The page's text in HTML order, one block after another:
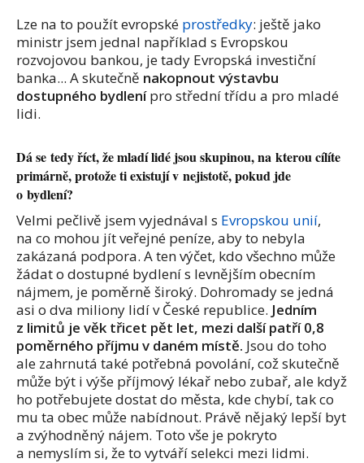
Lze na to použít evropské prostředky: ještě jako
ministr jsem jednal například s Evropskou
rozvojovou bankou, je tady Evropská investiční
banka... A skutečně nakopnout výstavbu
dostupného bydlenípro střední třídu a pro mladé
lidi.
Dá se tedy říct, že mladí lidé jsou skupinou, na kterou cílíte
primárně, protože ti existují v nejistotě, pokud jde
o bydlení?
Velmi pečlivě jsem vyjednával s Evropskou unií,
na co mohou jít veřejné peníze, aby to nebyla
zakázaná podpora. A ten výčet, kdo všechno může
žádat o dostupné bydlení s levnějším obecním
nájmem, je poměrně široký. Dohromady se jedná
asi o dva miliony lidí v České republice. Jedním
z limitů je věk třicet pět let, mezi další patří 0,8
poměrného příjmu v daném místě. Jsou do toho
ale zahrnutá také potřebná povolání, což skutečně
může být i výše příjmový lékař nebo zubař, ale když
ho potřebujete dostat do města, kde chybí, tak co
mu ta obec může nabídnout. Právě nějaký lepší byt
a zvýhodněný nájem. Toto vše je pokryto
a nemyslím si, že to vytváří selekci mezi lidmi.